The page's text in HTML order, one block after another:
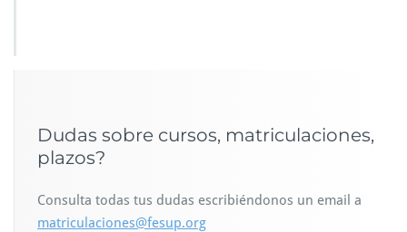
Dudas sobre cursos, matriculaciones,
plazos?
Consulta todas tus dudas escribiéndonos un email a
matriculaciones@fesup.org